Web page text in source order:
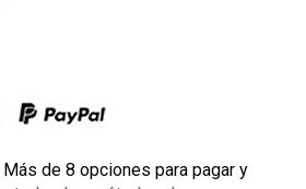
de 8 opciones para pagar y